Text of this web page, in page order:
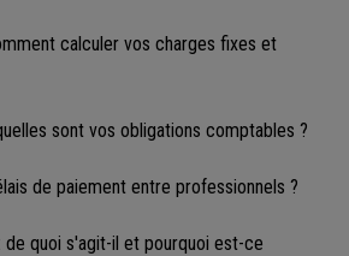
calculer vos charges fixes et
sont vos obligations comptables ?
de paiement entre professionnels ?
de quoi s'agit-il et pourquoi est-ce